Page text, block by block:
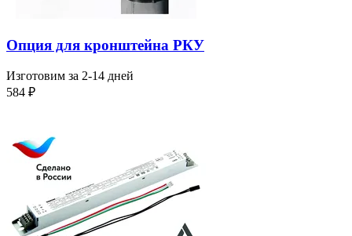
Опция для кронштейна РКУ
Изготовим за 2-14 дней
584 ₽